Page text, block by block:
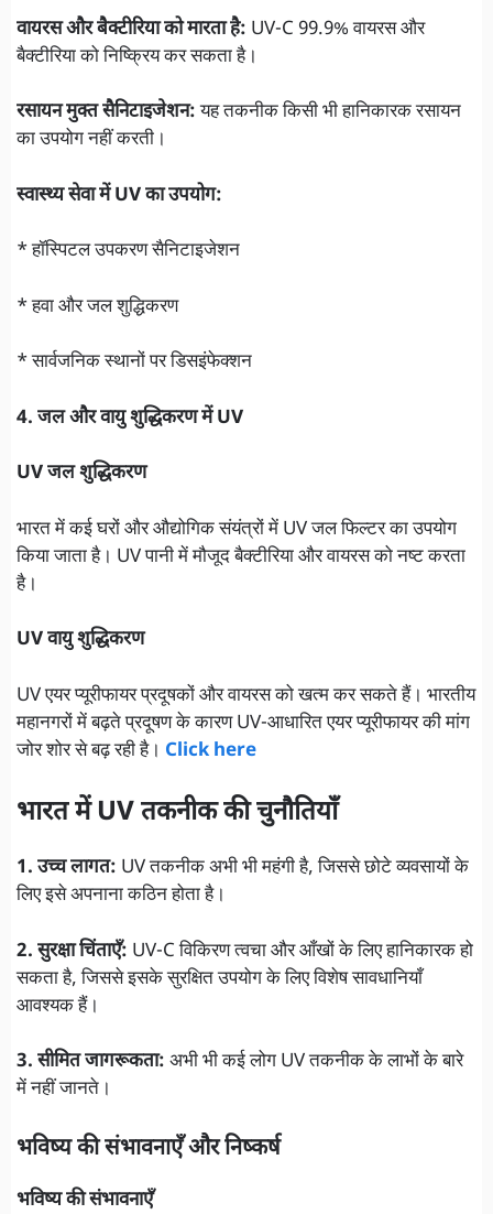
वायरस और बैक्टीरिया को मारता है: UV-C 99.9% वायरस और
बैक्टीरिया को निष्क्रिय कर सकता है।
रसायन मुक्त सैनिटाइजेशन:यह तकनीक किसी भी हानिकारक रसायन
का उपयोग नहीं करती।
स्वास्थ्य सेवा में UV का उपयोग:
* हॉस्पिटल उपकरण सैनिटाइजेशन
* हवा और जल शुद्धिकरण
* सार्वजनिक स्थानों पर डिसइंफेक्शन
4. जल और वायु शुद्धिकरण में UV
UV जल शुद्धिकरण
भारत में कई घरों और औद्योगिक संयंत्रों में UV जल फिल्टर का उपयोग
किया जाता है। UV पानी में मौजूद बैक्टीरिया और वायरस को नष्ट करता
है।
UV वायु शुद्धिकरण
UV एयर प्यूरीफायर प्रदूषकों और वायरस को खत्म कर सकते हैं। भारतीय
महानगरों में बढ़ते प्रदूषण के कारण UV-आधारित एयर प्यूरीफायर की मांग
जोर शोर से बढ़ रही है। Click here
भारत में UV तकनीक की चुनौतियाँ
1. उच्च लागत: UV तकनीक अभी भी महंगी है, जिससे छोटे व्यवसायों के
लिए इसे अपनाना कठिन होता है।
2. सुरक्षा चिंताएँ: UV-C विकिरण त्वचा और आँखों के लिए हानिकारक हो
सकता है, जिससे इसके सुरक्षित उपयोग के लिए विशेष सावधानियाँ
आवश्यक हैं।
3. सीमित जागरूकता: अभी भी कई लोग UV तकनीक के लाभों के बारे
में नहीं जानते।
भविष्य की संभावनाएँ और निष्कर्ष
भविष्य की संभावनाएँ